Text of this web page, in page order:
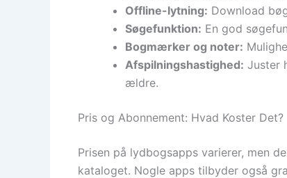
Offline-lytning: Download
Søgefunktion: En god
Bogmærker og noter:
Afspilningshastighed: Juster
ældre.
Pris og Abonnement: Hvad Koster Det?
Prisen på lydbogsapps varierer, men
kataloget. Nogle apps tilbyder også